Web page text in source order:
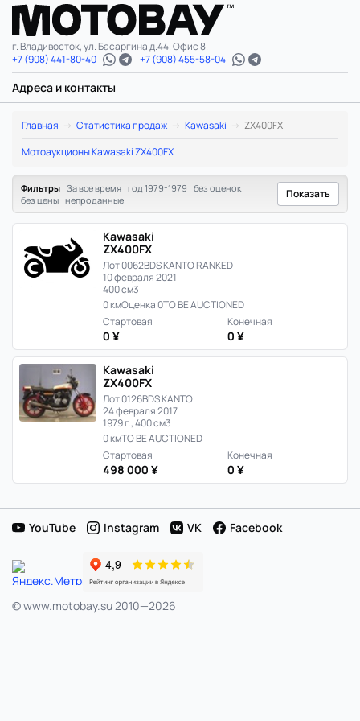
г. Владивосток, ул. Басаргина д.44. Офис 8.
+7 (908) 441-80-40
+7 (908) 455-58-04
Адреса и контакты
Kawasaki
ZX400FX:
статистика
цен
и
продаж
Японии
Главная Статистика продаж Kawasaki
ZX400FX
Мотоаукционы Kawasaki ZX400FX
Фильтры За все время год 1979-1979 без оценок
без цены непроданные Показать
Kawasaki
ZX400FX
Лот 0062BDS KANTO RANKED
10 февраля 2021
400 см3
0 кмОценка 0TO BE AUCTIONED
Стартовая
0 ¥
Конечная
0 ¥
Kawasaki
ZX400FX
Лот 0126BDS KANTO
24 февраля 2017
1979 г., 400 см3
0 кмTO BE AUCTIONED
Стартовая
498 000 ¥
Конечная
0 ¥
YouTube Instagram VK Facebook
© www.motobay.su 2010—2026